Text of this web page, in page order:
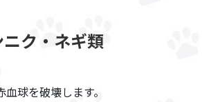
ク・ネギ類
球を破壊します。